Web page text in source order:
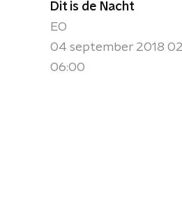
Dit is de Nacht
EO
04 september 2018
06:00